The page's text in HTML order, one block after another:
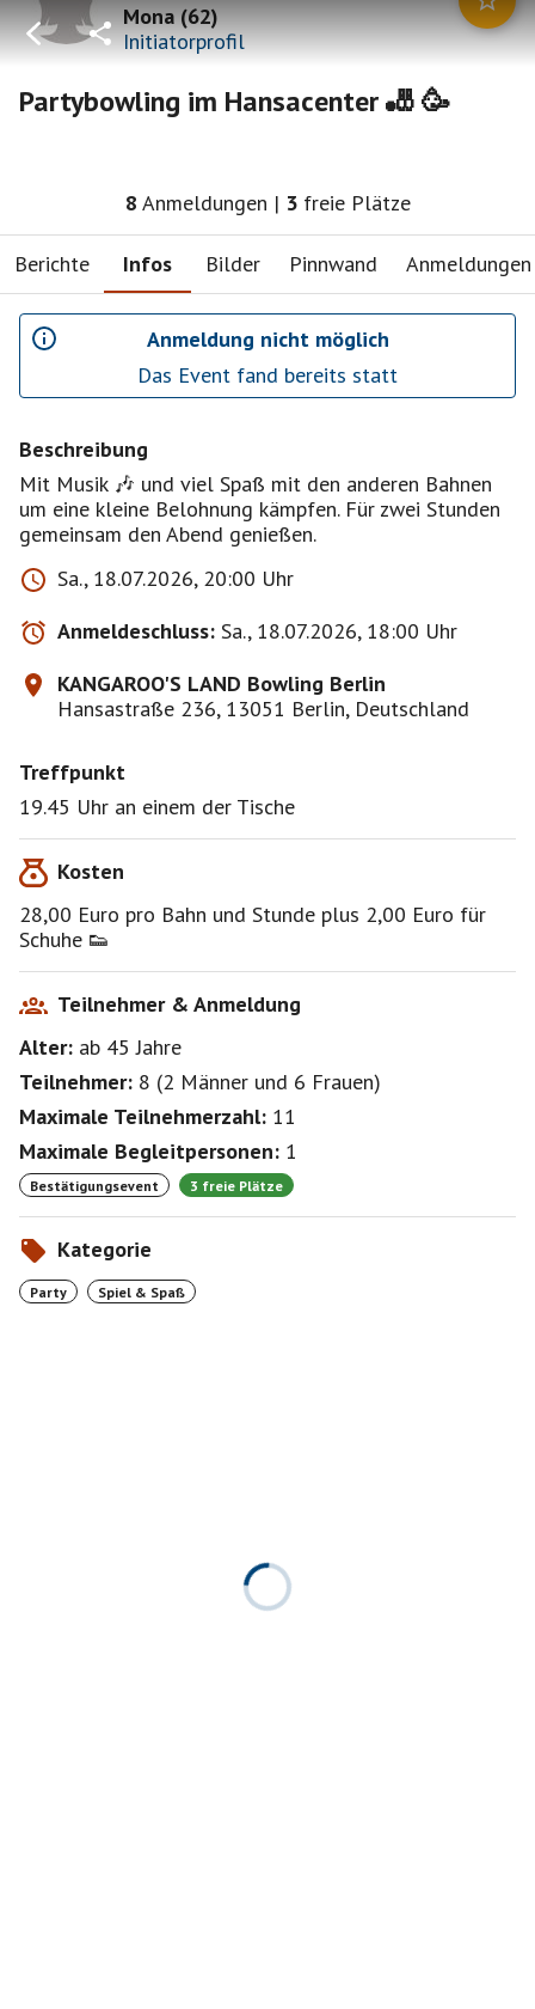
Mona(62)
Initiatorprofil
Partybowling im Hansacenter 🎳 🥳
8 Anmeldungen | 3 freie Plätze
Berichte Infos Bilder Pinnwand Anmeldungen
Anmeldung nicht möglich
Das Event fand bereits statt
Beschreibung
Mit Musik 🎶 und viel Spaß mit den anderen Bahnen
um eine kleine Belohnung kämpfen. Für zwei Stunden
gemeinsam den Abend genießen.
Sa., 18.07.2026, 20:00 Uhr
Anmeldeschluss: Sa., 18.07.2026, 18:00 Uhr
KANGAROO'S LAND Bowling Berlin
Hansastraße 236, 13051 Berlin, Deutschland
Treffpunkt
19.45 Uhr an einem der Tische
Kosten
28,00 Euro pro Bahn und Stunde plus 2,00 Euro für
Schuhe 👟
Teilnehmer & Anmeldung
Alter: ab 45Jahre
Teilnehmer: 8 (2 Männer und 6 Frauen)
Maximale Teilnehmerzahl: 11
Maximale Begleitpersonen: 1
Bestätigungsevent 3 freie Plätze
Kategorie
Party Spiel & Spaß